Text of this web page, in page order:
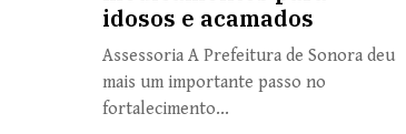
idosos e acamados
Assessoria A Prefeitura de Sonora deu
mais um importante passo no
fortalecimento...